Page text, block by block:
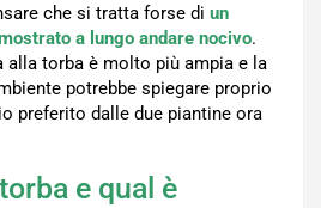
che si tratta forse di un
a lungo andare nocivo.
alla torba è molto più ampia e la
potrebbe spiegare proprio
preferito dalle due piantine ora
e qual è